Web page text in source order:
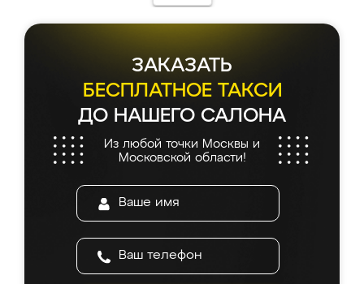
ЗАКАЗАТЬ
БЕСПЛАТНОЕ ТАКСИ
ДО НАШЕГО САЛОНА
Из любой точки Москвы и
Московской области!